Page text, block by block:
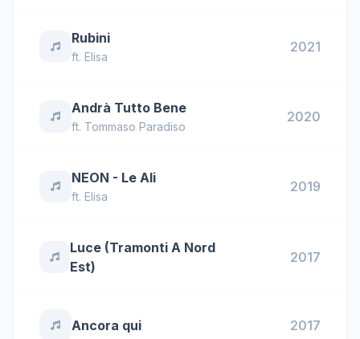
Rubini
ft. Elisa
2021
Andrà Tutto Bene
ft. Tommaso Paradiso
2020
NEON - Le Ali
ft. Elisa
2019
Luce (Tramonti A Nord
Est)
2017
Ancora qui 2017